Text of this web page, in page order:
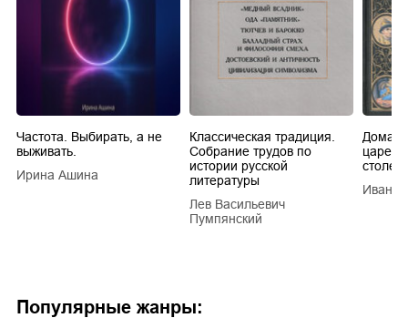
Популярные жанры:
Частота. Выбирать, а не
выживать.
Ирина Ашина
Классическая традиция.
Собрание трудов по
истории русской
литературы
Лев Васильевич
Пумпянский
царей
Иван